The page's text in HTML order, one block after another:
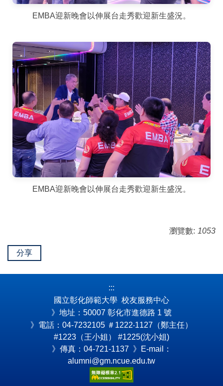
EMBA迎新晚會以伸展台走秀歡迎新生盛況。
EMBA迎新晚會以伸展台走秀歡迎新生盛況。
瀏覽數: 1053
分享
:::
國立彰化師範大學 校友服務中心
》地址：50007 彰化市進德路 1 號
》電話：04-7232105 ＃1222‧1127（鄭主任）
#1223（王小姐） #1225(沈小姐)
》傳真：04-721-1137 》E-mail：
alumni@gm.ncue.edu.tw